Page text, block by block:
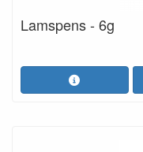
Lamspens - 6g